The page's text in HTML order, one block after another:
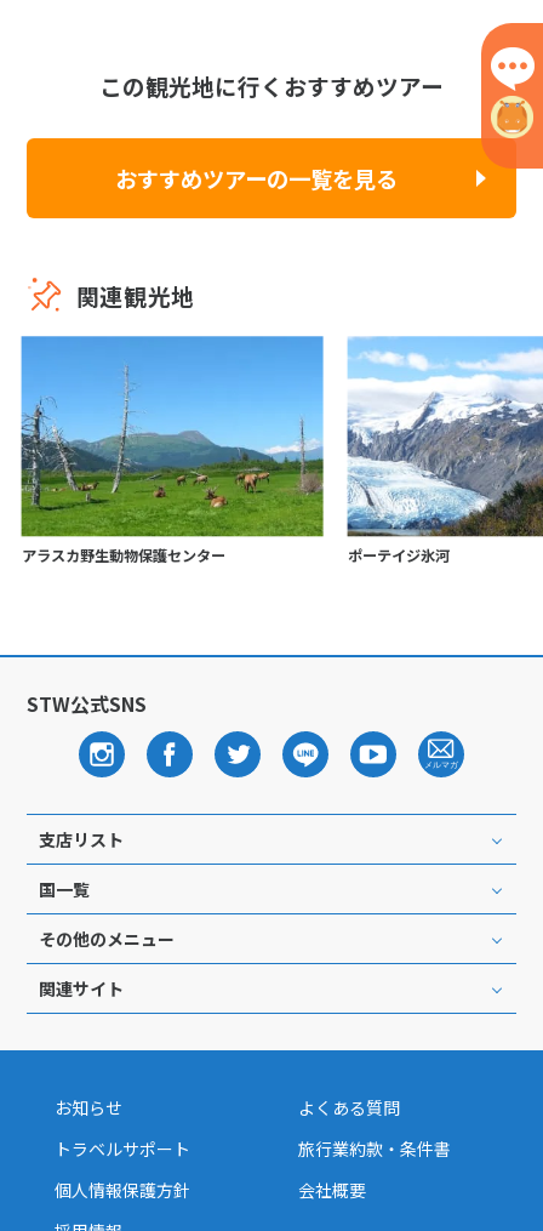
この観光地に行くおすすめツアー
おすすめツアーの一覧を見る
関連観光地
アラスカ野生動物保護センター ポーテイジ氷河
STW公式SNS
支店リスト
国一覧
その他のメニュー
関連サイト
お知らせ
よくある質問
トラベルサポート
旅行業約款・条件書
個人情報保護方針
会社概要